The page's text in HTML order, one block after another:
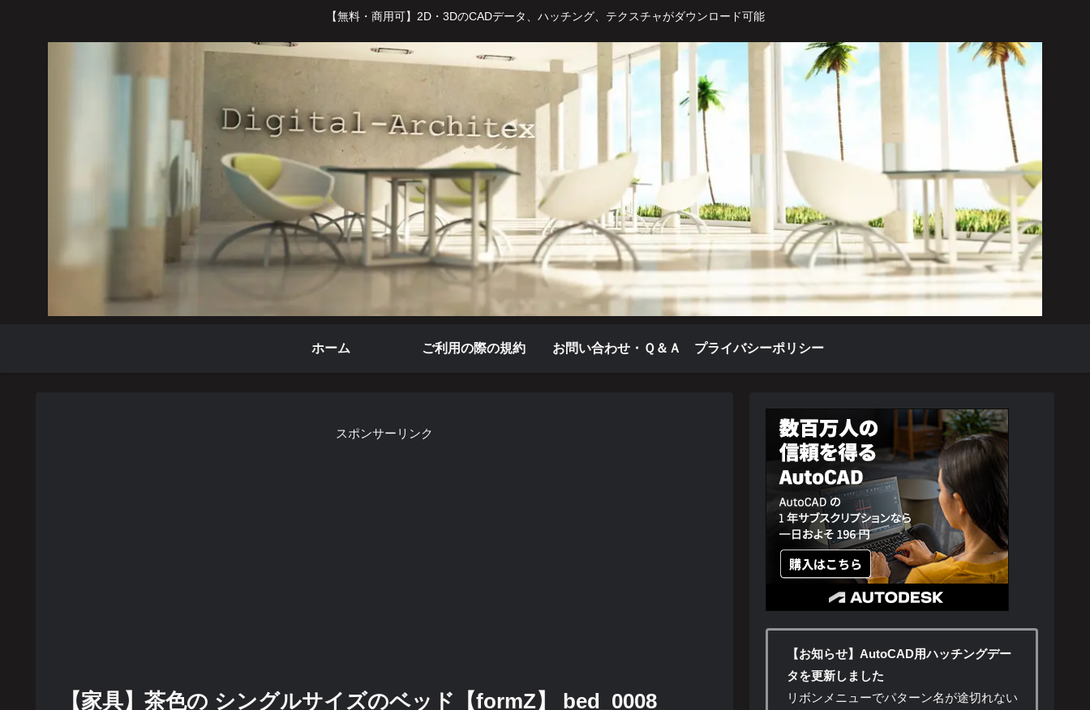
【無料・商用可】2D・3DのCADデータ、ハッチング、テクスチャがダウンロード可能
ホーム ご利用の際の規約 お問い合わせ・Ｑ＆Ａ プライバシーポリシー
スポンサーリンク
【家具】茶色の シングルサイズのベッド【formZ】 bed_0008
【お知らせ】AutoCAD用ハッチングデー
タを更新しました
リボンメニューでパターン名が途切れない